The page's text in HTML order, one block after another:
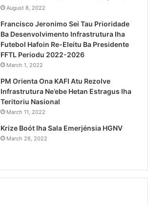
August 8, 2022
Francisco Jeronimo Sei Tau Prioridade
Ba Desenvolvimento Infrastrutura Iha
Futebol Hafoin Re-Eleitu Ba Presidente
FFTL Periodu 2022-2026
March 1, 2022
PM Orienta Ona KAFI Atu Rezolve
Infrastrutura Ne’ebe Hetan Estragus Iha
Teritoriu Nasional
March 11, 2022
Krize Boót Iha Sala Emerjénsia HGNV
March 26, 2022